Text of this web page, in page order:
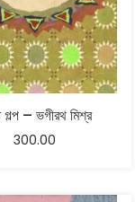
গল্প – ভগীরথ মিশ্র
300.00